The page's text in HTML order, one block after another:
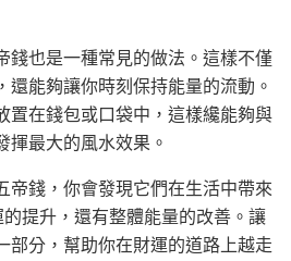
錢也是一種常見的做法。這樣不僅
還能夠讓你時刻保持能量的流動。
置在錢包或口袋中，這樣纔能夠與
揮最大的風水效果。
帝錢，你會發現它們在生活中帶來
提升，還有整體能量的改善。讓
部分，幫助你在財運的道路上越走